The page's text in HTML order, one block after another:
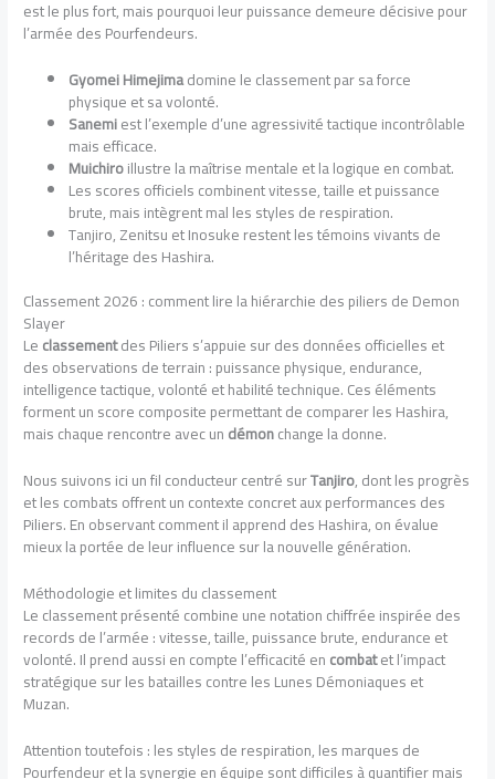
est le plus fort, mais pourquoi leur puissance demeure décisive pour
l’armée des Pourfendeurs.
Gyomei Himejimadomine le classement par sa force
physique et sa volonté.
Sanemiest l’exemple d’une agressivité tactique incontrôlable
mais efficace.
Muichiroillustre la maîtrise mentale et la logique en combat.
Les scores officiels combinent vitesse, taille et puissance
brute, mais intègrent mal les styles de respiration.
Tanjiro, Zenitsu et Inosuke restent les témoins vivants de
l’héritage des Hashira.
Classement 2026 : comment lire la hiérarchie des piliers de Demon
Slayer
Leclassementdes Piliers s’appuie sur des données officielles et
des observations de terrain : puissance physique, endurance,
intelligence tactique, volonté et habilité technique. Ces éléments
forment un score composite permettant de comparer les Hashira,
mais chaque rencontre avec undémonchange la donne.
Nous suivons ici un fil conducteur centré surTanjiro, dont les progrès
et les combats offrent un contexte concret aux performances des
Piliers. En observant comment il apprend des Hashira, on évalue
mieux la portée de leur influence sur la nouvelle génération.
Méthodologie et limites du classement
Le classement présenté combine une notation chiffrée inspirée des
records de l’armée : vitesse, taille, puissance brute, endurance et
volonté. Il prend aussi en compte l’efficacité encombatet l’impact
stratégique sur les batailles contre les Lunes Démoniaques et
Muzan.
Attention toutefois : les styles de respiration, les marques de
Pourfendeur et la synergie en équipe sont difficiles à quantifier mais